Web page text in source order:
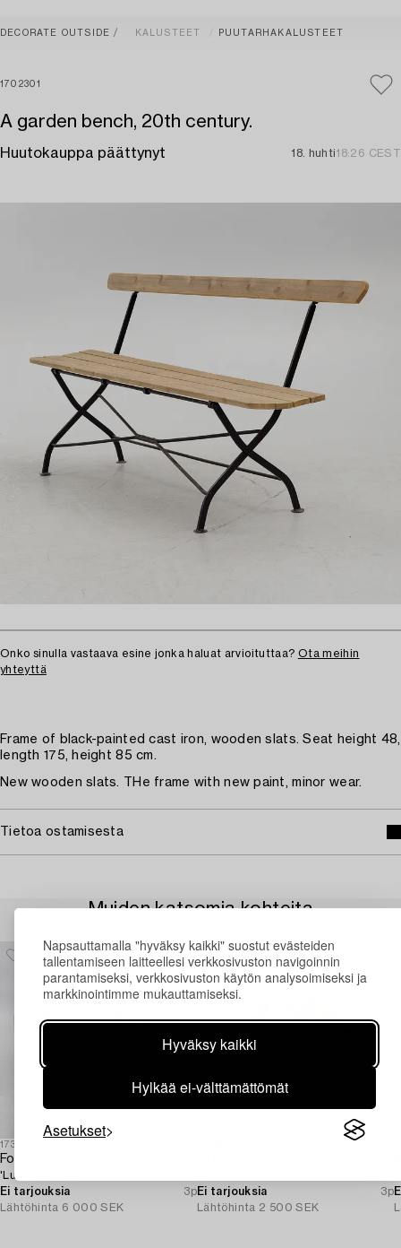
Napsauttamalla "hyväksy kaikki" suostut evästeiden
tallentamiseen laitteellesi verkkosivuston navigoinnin
parantamiseksi, verkkosivuston käytön analysoimiseksi ja
markkinointimme mukauttamiseksi.
Hyväksy kaikki
Hylkää ei-välttämättömät
Asetukset
DECORATE OUTSIDE KALUSTEET PUUTARHAKALUSTEET
1702301
A garden bench, 20th century.
Huutokauppa päättynyt 18. huhti18:26 CEST
Onko sinulla vastaava esine jonka haluat arvioituttaa? Ota meihin
yhteyttä
Frame of black-painted cast iron, wooden slats. Seat height 48,
length 175, height 85 cm.
New wooden slats. THe frame with new paint, minor wear.
Tietoa ostamisesta
Muiden katsomia kohteita
1731360
Four bar stools,
'Luxembourg', Fermob.
Ei tarjouksia
3p
Lähtöhinta 6 000 SEK
Ei tarjouksia
3p
Lähtöhinta 2 500 SEK